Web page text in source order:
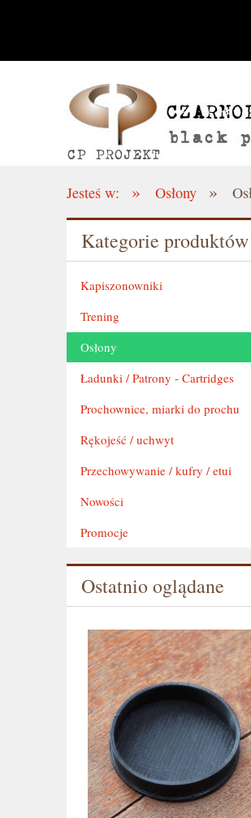
Jesteś w: » Osłony »
Kategorie produktów
Kapiszonowniki
Trening
Osłony
Ładunki / Patrony - Cartridges
Prochownice, miarki do prochu
Rękojeść / uchwyt
Przechowywanie / kufry / etui
Nowości
Promocje
Ostatnio oglądane